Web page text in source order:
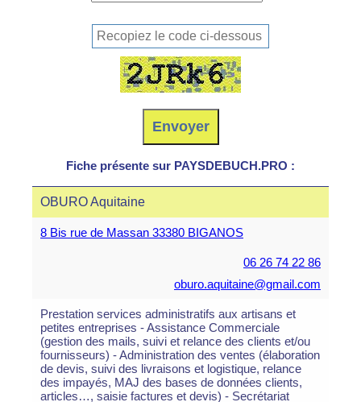
Fiche présente sur PAYSDEBUCH.PRO :
OBURO Aquitaine
8 Bis rue de Massan 33380 BIGANOS
06 26 74 22 86
oburo.aquitaine@gmail.com
Prestation services administratifs aux artisans et
petites entreprises - Assistance Commerciale
(gestion des mails, suivi et relance des clients et/ou
fournisseurs) - Administration des ventes (élaboration
de devis, suivi des livraisons et logistique, relance
des impayés, MAJ des bases de données clients,
articles…, saisie factures et devis) - Secrétariat